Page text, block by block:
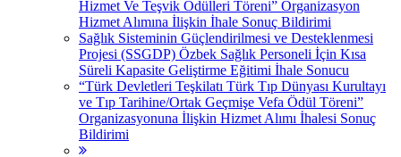
Hizmet Ve Teşvik Ödülleri Töreni” Organizasyon
Hizmet Alımına İlişkin İhale Sonuç Bildirimi
Sağlık Sisteminin Güçlendirilmesi ve Desteklenmesi
Projesi (SSGDP) Özbek Sağlık Personeli İçin Kısa
Süreli Kapasite Geliştirme Eğitimi İhale Sonucu
“Türk Devletleri Teşkilatı Türk Tıp Dünyası Kurultayı
ve Tıp Tarihine/Ortak Geçmişe Vefa Ödül Töreni”
Organizasyonuna İlişkin Hizmet Alımı İhalesi Sonuç
Bildirimi